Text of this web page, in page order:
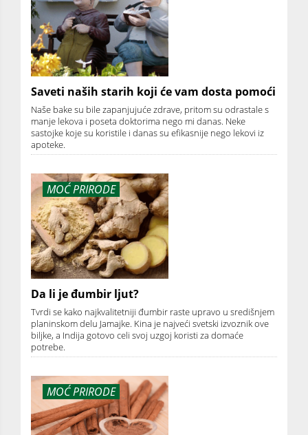
Saveti naših starih koji će vam dosta pomoći
Naše bake su bile zapanjujuće zdrave, pritom su odrastale s
manje lekova i poseta doktorima nego mi danas. Neke
sastojke koje su koristile i danas su efikasnije nego lekovi iz
apoteke.
MOĆ PRIRODE
Da li je đumbir ljut?
Tvrdi se kako najkvalitetniji đumbir raste upravo u središnjem
planinskom delu Jamajke. Kina je najveći svetski izvoznik ove
biljke, a Indija gotovo celi svoj uzgoj koristi za domaće
potrebe.
MOĆ PRIRODE